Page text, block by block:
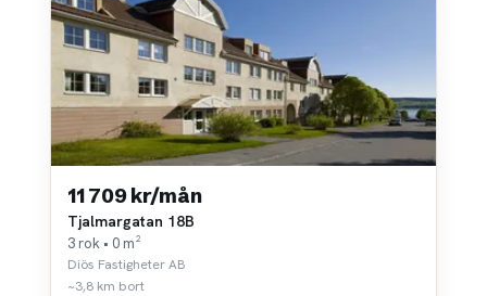
11 709 kr/mån
Tjalmargatan 18B
3 rok • 0 m²
Diös Fastigheter AB
~3,8 km bort